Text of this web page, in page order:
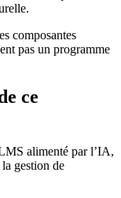
composantes
pas un programme
ce
alimenté par l’IA,
gestion de